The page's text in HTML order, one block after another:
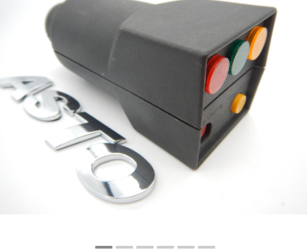
ADAS（7）
オプション品（17）
TPMS（4）
その他（9）
スモークテスター（4）
安定化電源ユニット（8）
バッテリーテスター（4）
古い車両用診断テスター（10）
バイク用診断テスター（7）
LASER（39）
ドイツ車（211）
イタリア/フランス車（27）
イギリス車（23）
スウェーデン車（20）
その他（8）
アメリカ車（60）
スウェーデン車（45）
日本車（40）
ロシア（8）
ブレーキキャリパーリペアキット（368）
コントロールユニット初期化（3）
イモビライザーOFF（1）
その他（6）